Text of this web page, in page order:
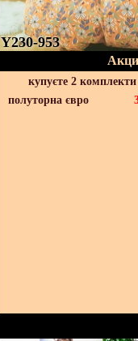
Y230-953
купуєте 2
полуторна євро